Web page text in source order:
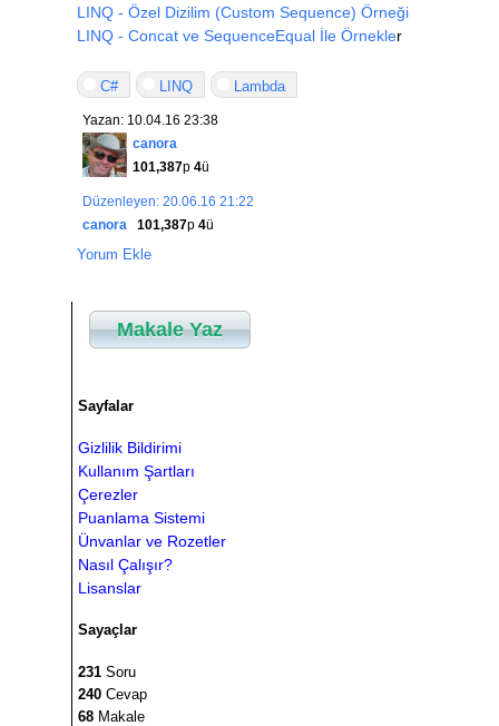
LINQ - Özel Dizilim (Custom Sequence) Örneği
LINQ - Concat ve SequenceEqual İle Örnekler
C# LINQ Lambda
Yazan: 10.04.16 23:38
canora
101,387p 4ü
Düzenleyen: 20.06.16 21:22
canora
101,387p 4ü
Yorum Ekle
Makale Yaz
Sayfalar
Gizlilik Bildirimi
Kullanım Şartları
Çerezler
Puanlama Sistemi
Ünvanlar ve Rozetler
Nasıl Çalışır?
Lisanslar
Sayaçlar
231 Soru
240 Cevap
68 Makale